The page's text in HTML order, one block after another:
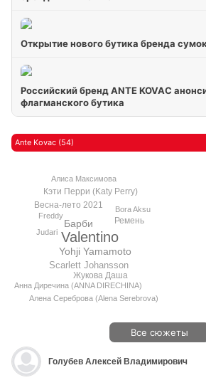
Открытие нового бутика бренда
Российский бренд ANTE KOVAC
флагманского бутика
Ante Kovac (54)
Valentino
Yohji Yamamoto
Барби
Scarlett Johansson
Весна-лето 2021
Кэти Перри (Katy Perry)
Жукова Даша
Ремень
Freddy
Анна Диречина (ANNA DIRECHINA)
Алиса Максимова
Алена Сереброва (Alena Serebrova)
Bora Aksu
Judari
Все сюжеты
Голубев Алексей Владимирович